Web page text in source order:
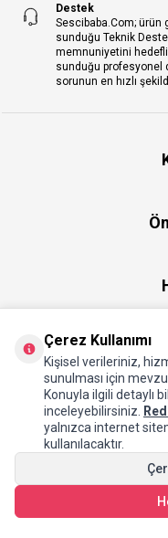
Destek
Sescibaba.Com; ürün
sunduğu Teknik
memnuniyetini
sunduğu profesyonel
sorunun en hızlı
Çerez Kullanımı
Kişisel verileriniz,
sunulması için
Konuyla ilgili detaylı
inceleyebilirsiniz.
yalnızca internet
kullanılacaktır.